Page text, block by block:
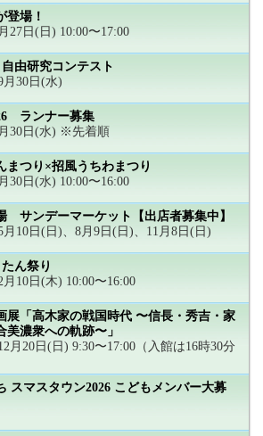
登場！
27日(日) 10:00〜17:00
由研究コンテスト
月30日(水)
ランナー募集
30日(水) ※先着順
まつり×招風うちわまつり
30日(水) 10:00〜16:00
サンデーマーケット【出店者募集中】
月10日(日)、8月9日(日)、11月8日(日)
ん祭り
10日(木) 10:00〜16:00
展「高木家の戦国時代 〜信長・秀吉・家
濃衆への軌跡〜」
月20日(日) 9:30〜17:00（入館は16時30分
スマスタウン2026 こどもメンバー大募